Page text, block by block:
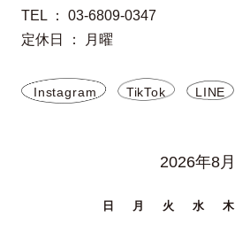
TEL ： 03-6809-0347
定休日 ： 月曜
Instagram TikTok LINE
2026年8月
日 月 火 水 木